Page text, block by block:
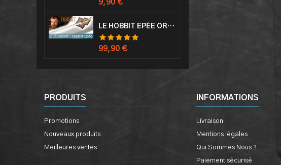
Prix
9,90 €
LE HOBBIT EPÉE ORCRIST EPÉE DE THORIN SABRE + PLAQUE MURALE EN BOIS
Prix
99,90 €
PRODUITS
Promotions
Nouveaux produits
Meilleures ventes
INFORMATIONS
Livraison
Mentions légales
Qui Sommes Nous ?
Paiement sécurisé